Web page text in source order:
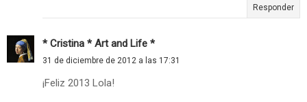
Responder
* Cristina * Art and Life *
31 de diciembre de 2012 a las 17:31
¡Feliz 2013 Lola!